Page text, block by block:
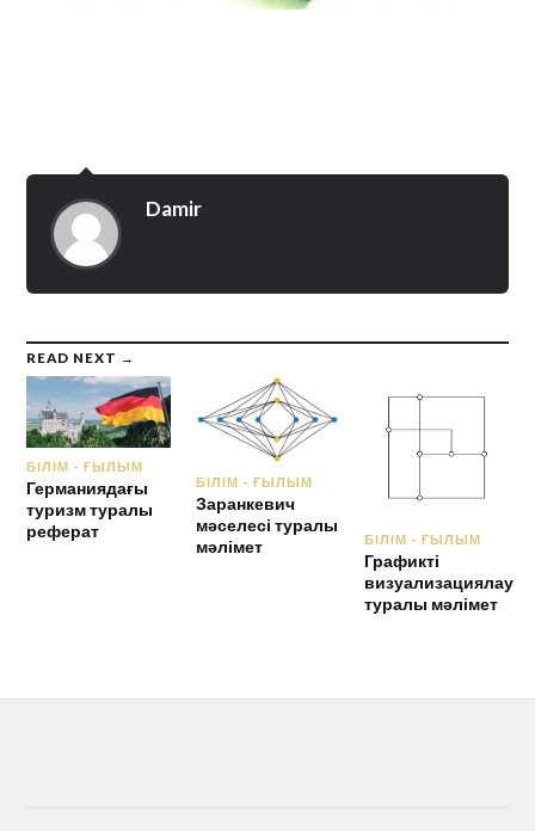
Damir
READ NEXT →
БІЛІМ - ҒЫЛЫМ
Германиядағы
туризм туралы
реферат
БІЛІМ - ҒЫЛЫМ
Заранкевич
мәселесі туралы
мәлімет
БІЛІМ - ҒЫЛЫМ
Графикті
визуализациялау
туралы мәлімет